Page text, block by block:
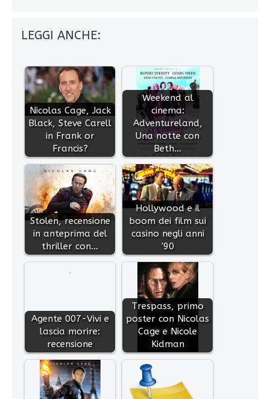
LEGGI ANCHE:
Nicolas Cage, Jack
Black, Steve Carell
in Frank or
Francis?
Weekend al
cinema:
Adventureland,
Una notte con
Beth…
Stolen, recensione
in anteprima del
thriller con…
Hollywood e il
boom dei film sui
casino negli anni
'90
Agente 007-Vivi e
lascia morire:
recensione
Trespass, primo
poster con Nicolas
Cage e Nicole
Kidman